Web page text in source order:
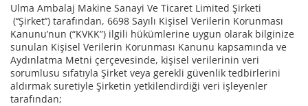
Ulma Ambalaj Makine Sanayi Ve Ticaret Limited Şirketi
(‘‘Şirket’’) tarafından, 6698 Sayılı Kişisel Verilerin Korunması
Kanunu’nun (“KVKK”) ilgili hükümlerine uygun olarak bilginize
sunulan Kişisel Verilerin Korunması Kanunu kapsamında ve
Aydınlatma Metni çerçevesinde, kişisel verilerinin veri
sorumlusu sıfatıyla Şirket veya gerekli güvenlik tedbirlerini
aldırmak suretiyle Şirketin yetkilendirdiği veri işleyenler
tarafından;